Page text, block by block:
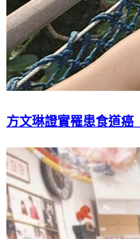
方文琳證實罹患食道癌